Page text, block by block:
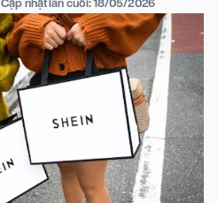
Cập nhật lần cuối:18/05/2026